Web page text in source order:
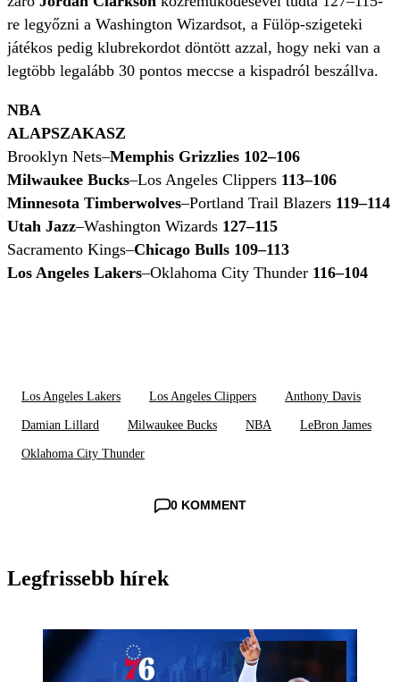
re legyőzni a Washington Wizardsot, a Fülöp-szigeteki
játékos pedig klubrekordot döntött azzal, hogy neki van a
legtöbb legalább 30 pontos meccse a kispadról beszállva.
NBA
ALAPSZAKASZ
Brooklyn Nets–Memphis Grizzlies 102–106
Milwaukee Bucks–Los Angeles Clippers 113–106
Minnesota Timberwolves–Portland Trail Blazers 119–114
Utah Jazz–Washington Wizards 127–115
Sacramento Kings–Chicago Bulls 109–113
Los Angeles Lakers–Oklahoma City Thunder 116–104
Los Angeles Lakers Los Angeles Clippers Anthony Davis
Damian Lillard Milwaukee Bucks NBA LeBron James
Oklahoma City Thunder
0 KOMMENT
Legfrissebb hírek